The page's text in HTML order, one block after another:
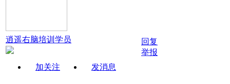
逍遥右脑培训学员
加关注 发消息
回复
举报